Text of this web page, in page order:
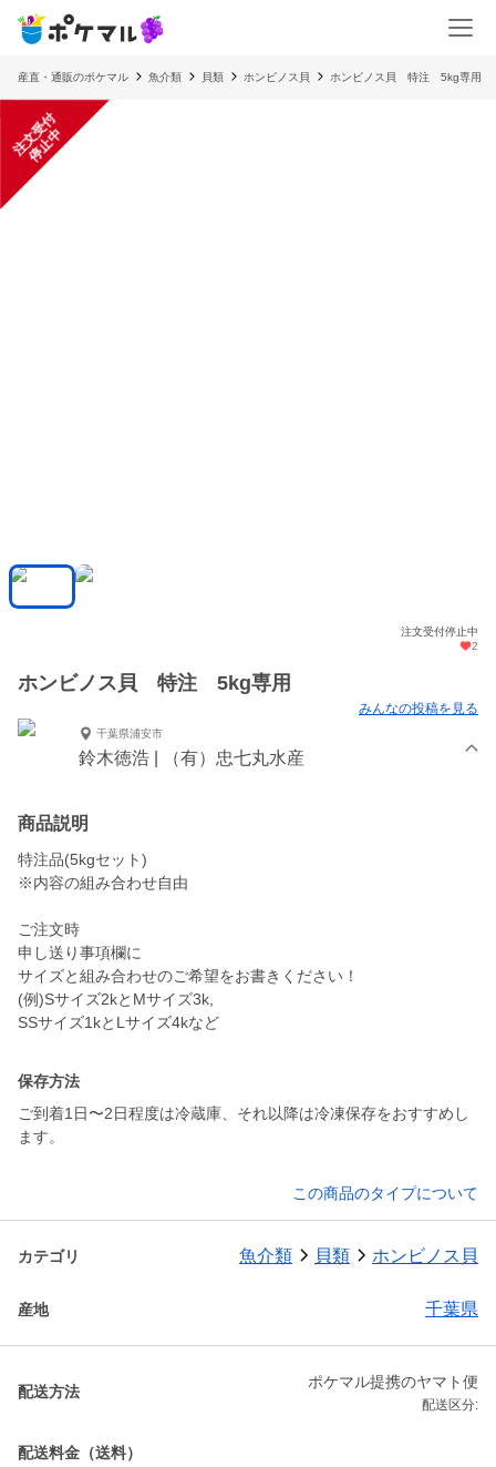
産直・通販のポケマル 魚介類 貝類 ホンビノス貝 ホンビノス貝 特注 5kg専用
注
文
受
付
停
止
中
注文受付停止中
2
ホンビノス貝 特注 5kg専用
みんなの投稿を見る
千葉県浦安市
鈴木徳浩 | （有）忠七丸水産
商品説明
特注品(5kgセット)
※内容の組み合わせ自由
ご注文時
申し送り事項欄に
サイズと組み合わせのご希望をお書きください！
(例)Sサイズ2kとMサイズ3k,
保存方法
ご到着1日〜2日程度は冷蔵庫、それ以降は冷凍保存をおすすめし
ます。
この商品のタイプについて
カテゴリ 魚介類 貝類 ホンビノス貝
産地 千葉県
配送方法
ポケマル提携のヤマト便
配送区分:
配送料金（送料）